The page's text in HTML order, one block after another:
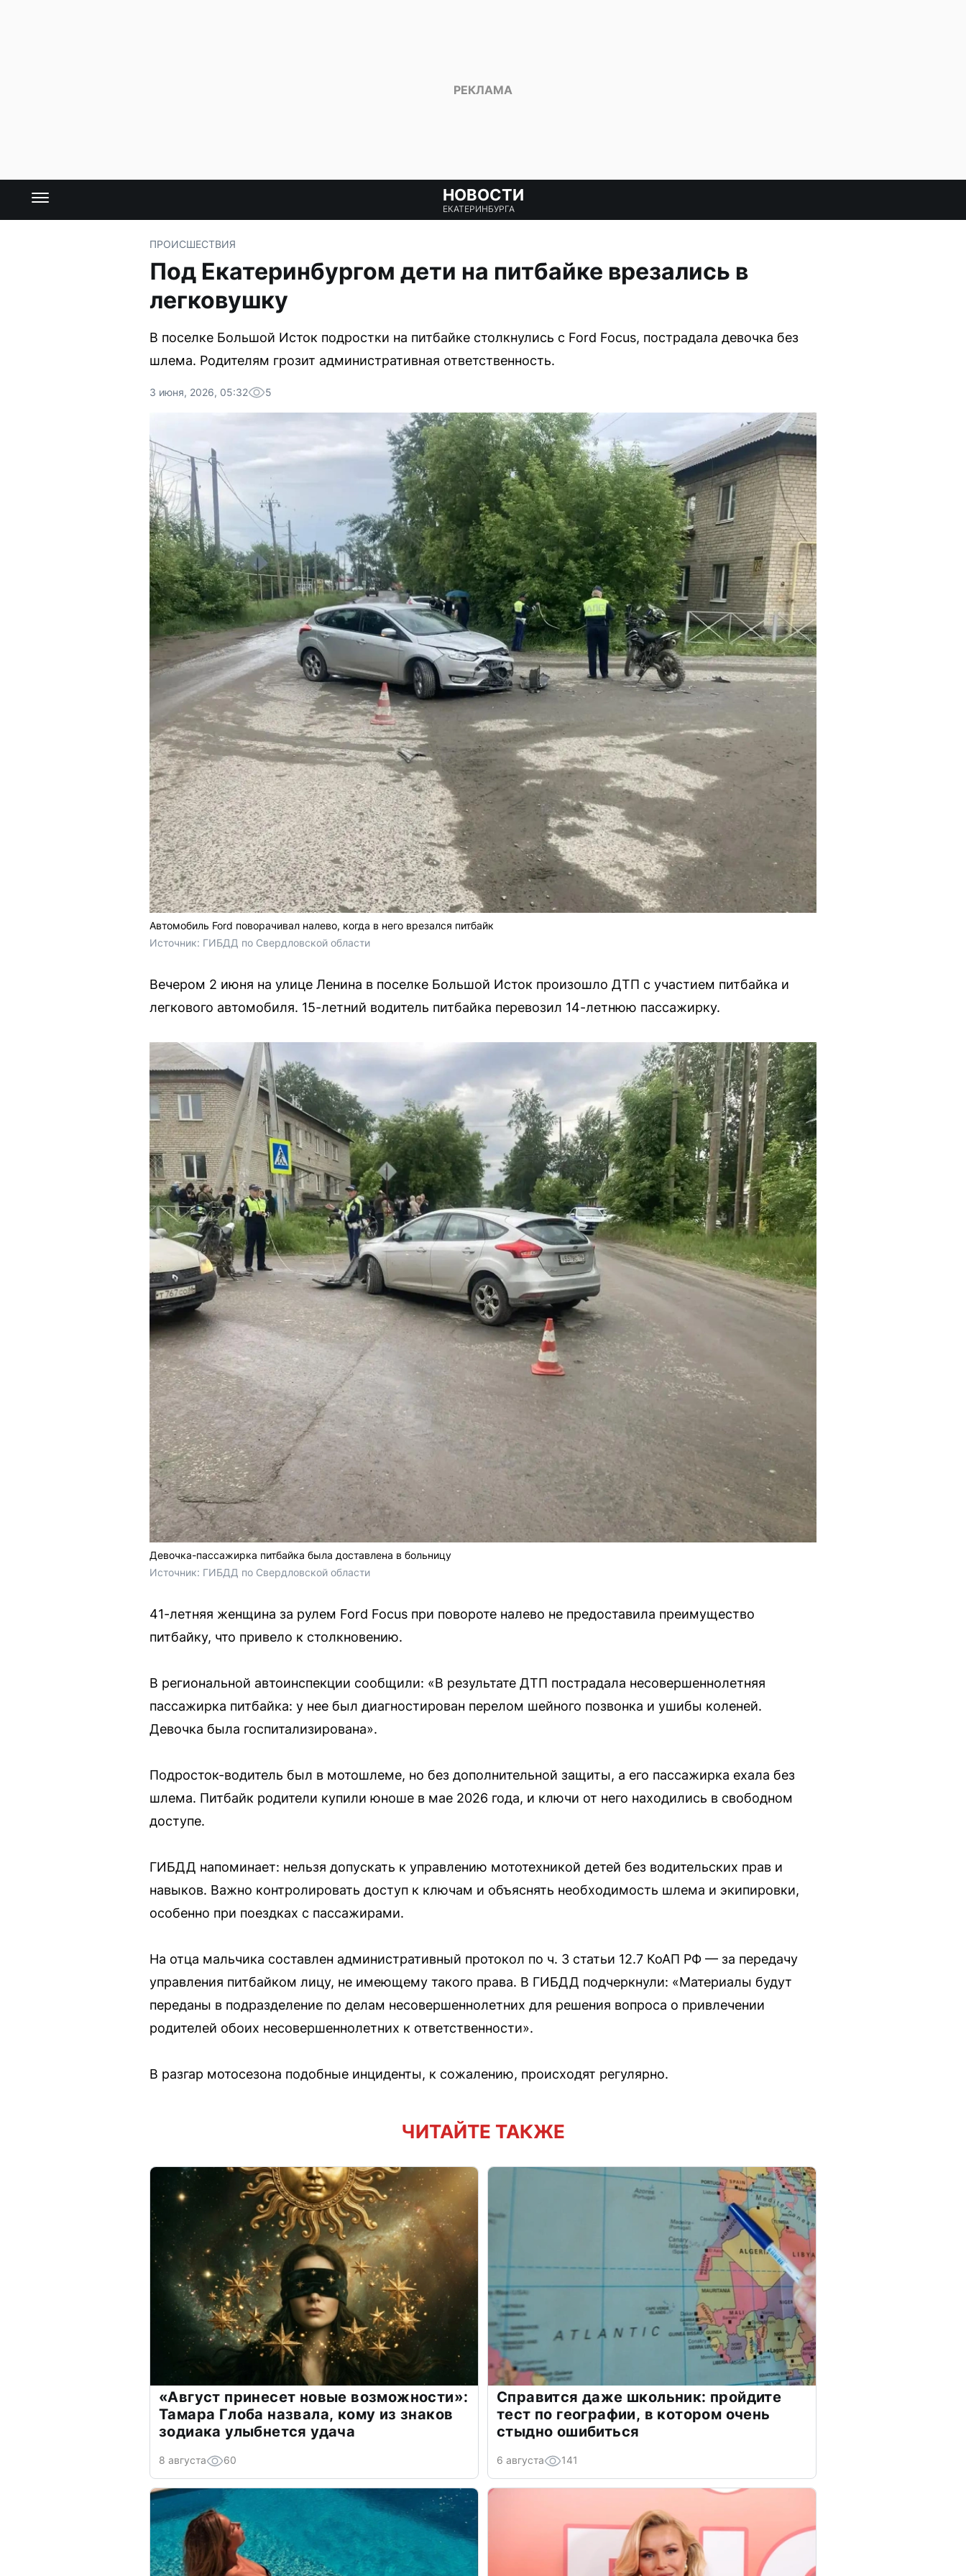
НОВОСТИ
ЕКАТЕРИНБУРГА
ПРОИСШЕСТВИЯ
Под Екатеринбургом дети на питбайке врезались в
легковушку
В поселке Большой Исток подростки на питбайке столкнулись с Ford Focus, пострадала девочка без
шлема. Родителям грозит административная ответственность.
3 июня, 2026, 05:32 5
Автомобиль Ford поворачивал налево, когда в него врезался питбайк
Источник: ГИБДД по Свердловской области
Вечером 2 июня на улице Ленина в поселке Большой Исток произошло ДТП с участием питбайка и
легкового автомобиля. 15-летний водитель питбайка перевозил 14-летнюю пассажирку.
Девочка-пассажирка питбайка была доставлена в больницу
Источник: ГИБДД по Свердловской области
41-летняя женщина за рулем Ford Focus при повороте налево не предоставила преимущество
питбайку, что привело к столкновению.
В региональной автоинспекции сообщили: «В результате ДТП пострадала несовершеннолетняя
пассажирка питбайка: у нее был диагностирован перелом шейного позвонка и ушибы коленей.
Девочка была госпитализирована».
Подросток-водитель был в мотошлеме, но без дополнительной защиты, а его пассажирка ехала без
шлема. Питбайк родители купили юноше в мае 2026 года, и ключи от него находились в свободном
доступе.
ГИБДД напоминает: нельзя допускать к управлению мототехникой детей без водительских прав и
навыков. Важно контролировать доступ к ключам и объяснять необходимость шлема и экипировки,
особенно при поездках с пассажирами.
На отца мальчика составлен административный протокол по ч. 3 статьи 12.7 КоАП РФ — за передачу
управления питбайком лицу, не имеющему такого права. В ГИБДД подчеркнули: «Материалы будут
переданы в подразделение по делам несовершеннолетних для решения вопроса о привлечении
родителей обоих несовершеннолетних к ответственности».
В разгар мотосезона подобные инциденты, к сожалению, происходят регулярно.
ЧИТАЙТЕ ТАКЖЕ
«Август принесет новые возможности»:
Тамара Глоба назвала, кому из знаков
зодиака улыбнется удача
8 августа 60
Справится даже школьник: пройдите
тест по географии, в котором очень
стыдно ошибиться
6 августа 141